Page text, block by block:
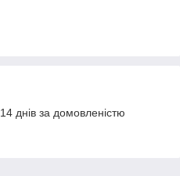
днів за домовленістю